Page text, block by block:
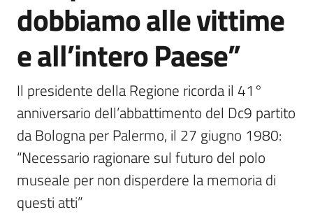
informazione
comunicazione
Seguici
su
dobbiamo alle vittime
e all’intero Paese”
Il presidente della Regione ricorda il 41°
anniversario dell’abbattimento del Dc9 partito
da Bologna per Palermo, il 27 giugno 1980:
“Necessario ragionare sul futuro del polo
museale per non disperdere la memoria di
questi atti”